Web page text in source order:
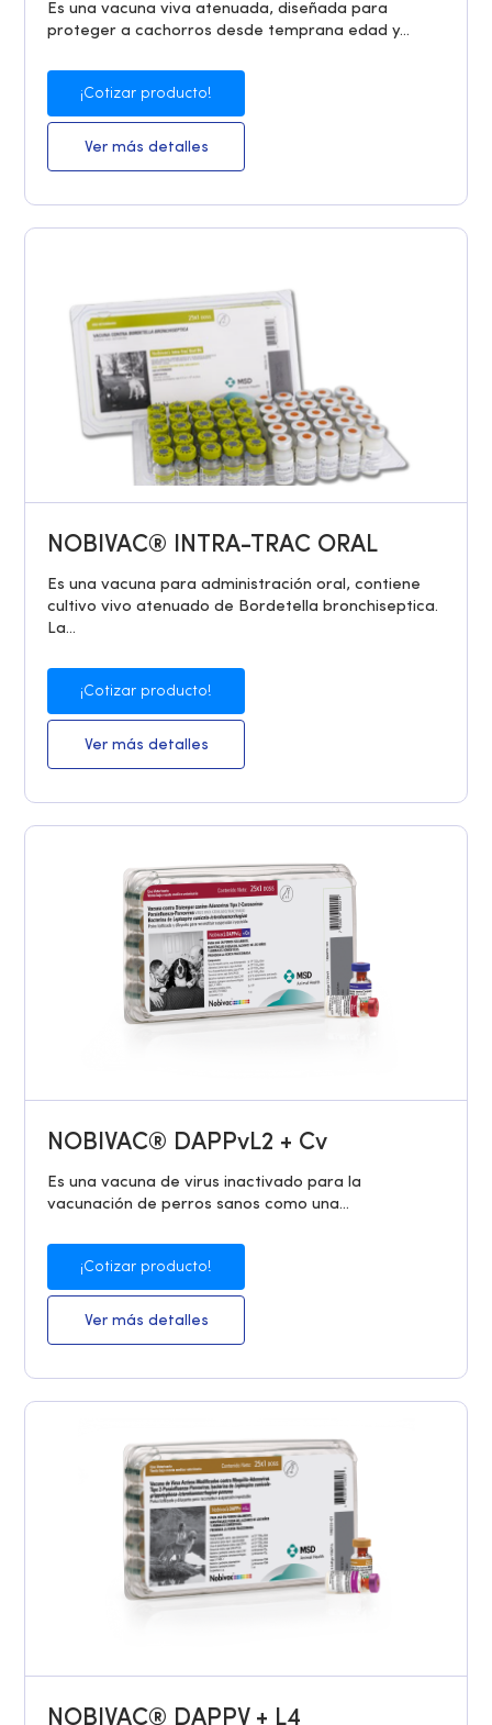
Es una vacuna viva atenuada, diseñada para
proteger a cachorros desde temprana edad y...
¡Cotizar producto!
Ver más detalles
NOBIVAC® INTRA-TRAC ORAL
Es una vacuna para administración oral, contiene
cultivo vivo atenuado de Bordetella bronchiseptica.
La...
¡Cotizar producto!
Ver más detalles
NOBIVAC® DAPPvL2 + Cv
Es una vacuna de virus inactivado para la
vacunación de perros sanos como una...
¡Cotizar producto!
Ver más detalles
NOBIVAC® DAPPV + L4